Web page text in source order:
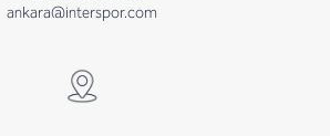
ankara@interspor.com